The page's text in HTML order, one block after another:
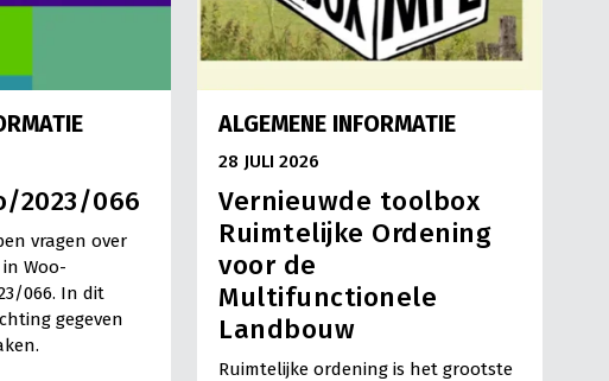
2023/066
vragen over
Woo-
066. In dit
gegeven
ALGEMENE INFORMATIE
28 JULI 2026
Vernieuwde toolbox
Ruimtelijke Ordening
voor de
Multifunctionele
Landbouw
Ruimtelijke ordening is het grootste